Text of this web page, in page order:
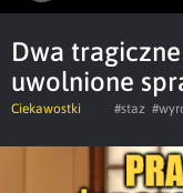
Dwa
uwolnione
Ciekawostki #staz